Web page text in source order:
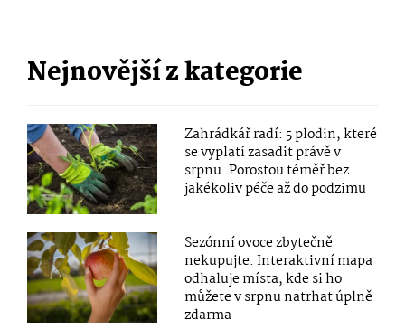
Nejnovější z kategorie
Zahrádkář radí: 5 plodin, které
se vyplatí zasadit právě v
srpnu. Porostou téměř bez
jakékoliv péče až do podzimu
Sezónní ovoce zbytečně
nekupujte. Interaktivní mapa
odhaluje místa, kde si ho
můžete v srpnu natrhat úplně
zdarma